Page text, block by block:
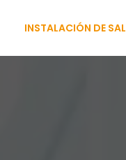
INSTALACIÓN DE